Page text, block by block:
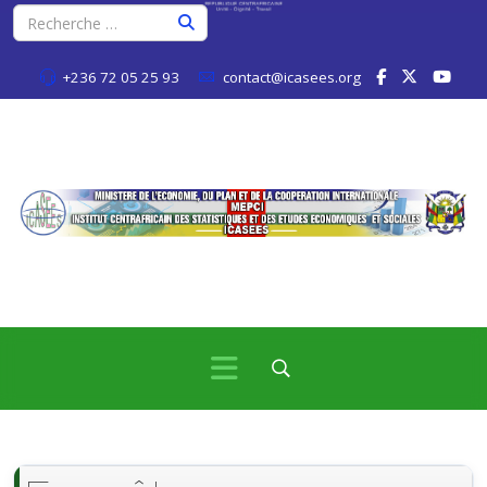
+236 72 05 25 93 contact@icasees.org